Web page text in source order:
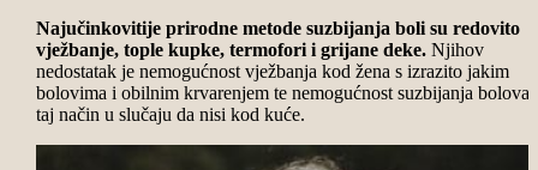
Najučinkovitije prirodne metode suzbijanja boli su redovito
vježbanje, tople kupke, termofori i grijane deke.Njihov
nedostatak je nemogućnost vježbanja kod žena s izrazito jakim
bolovima i obilnim krvarenjem te nemogućnost suzbijanja bolova
taj način u slučaju da nisi kod kuće.